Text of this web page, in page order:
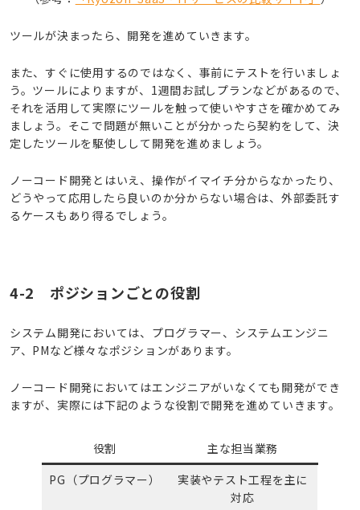
ツールが決まったら、開発を進めていきます。
また、すぐに使用するのではなく、事前にテストを行いましょ
う。ツールによりますが、1週間お試しプランなどがあるので、
それを活用して実際にツールを触って使いやすさを確かめてみ
ましょう。そこで問題が無いことが分かったら契約をして、決
定したツールを駆使しして開発を進めましょう。
ノーコード開発とはいえ、操作がイマイチ分からなかったり、
どうやって応用したら良いのか分からない場合は、外部委託す
るケースもあり得るでしょう。
4-2 ポジションごとの役割
システム開発においては、プログラマー、システムエンジニ
ア、PMなど様々なポジションがあります。
ノーコード開発においてはエンジニアがいなくても開発ができ
ますが、実際には下記のような役割で開発を進めていきます。
役割
主な担当業務
PG（プログラマー）
実装やテスト工程を主に
対応